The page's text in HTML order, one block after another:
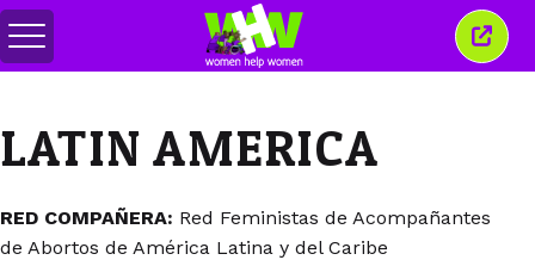
Toggle
menu
Close
this
LATIN AMERICA
RED COMPAÑERA: Red Feministas de Acompañantes
de Abortos de América Latina y del Caribe